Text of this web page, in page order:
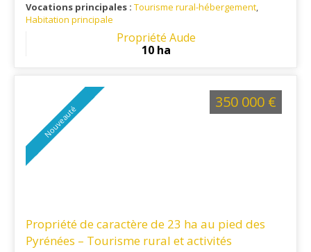
Vocations principales : Tourisme rural-hébergement,
Habitation principale
: Située dans un environnement naturel
préservé, cette propriété séduira les amateurs de calme, de
grands espaces et d'activités de pleine nature. Les
Propriété Aude
10 ha
Nouveauté
Propriété de caractère de 23 ha au pied des
Pyrénées – Tourisme rural et activités
350 000 €